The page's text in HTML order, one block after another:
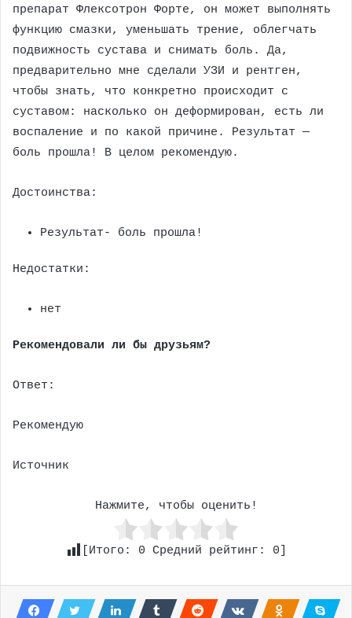
препарат Флексотрон Форте, он может выполнять
функцию смазки, уменьшать трение, облегчать
подвижность сустава и снимать боль. Да,
предварительно мне сделали УЗИ и рентген,
чтобы знать, что конкретно происходит с
суставом: насколько он деформирован, есть ли
воспаление и по какой причине. Результат —
боль прошла! В целом рекомендую.
Достоинства:
Результат- боль прошла!
Недостатки:
нет
Рекомендовали ли бы друзьям?
Ответ:
Рекомендую
Источник
Нажмите, чтобы оценить!
[Итого: 0 Средний рейтинг: 0